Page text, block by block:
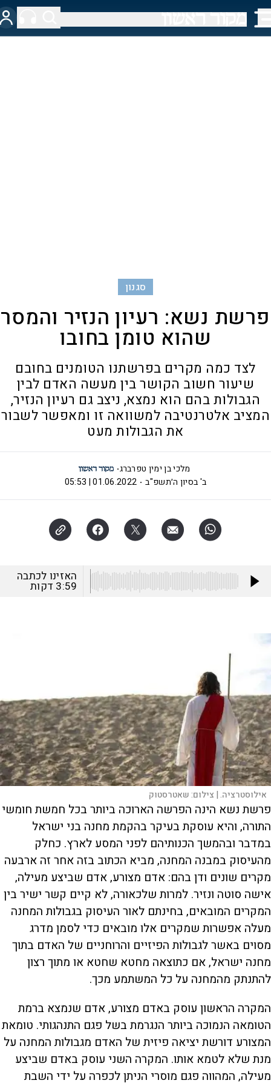
סגנון
פרשת נשא: רעיון הנזיר והמסר
שהוא טומן בחובו
לצד כמה מקרים בפרשתנו הטומנים בחובם
שיעור חשוב הקושר בין מעשה האדם לבין
הגבולות בהם הוא נמצא, ניצב גם רעיון הנזיר,
המציב אלטרנטיבה למשוואה זו ומאפשר לשבור
את הגבולות מעט
מלכי בן ימין טפרברג
ב' בסיון ה׳תשפ"ב
01.06.2022 | 05:53
האזינו לכתבה
3:59 דקות
אילוסטרציה. | צילום:שאטרסטוק
פרשת נשא הינה הפרשה הארוכה ביותר בכל חמשת חומשי
התורה, והיא עוסקת בעיקר בהקמת מחנה בני ישראל
במדבר ובהמשך הכנותיהם לפני המסע לארץ. כחלק
מהעיסוק במבנה המחנה, מביא הכתוב בזה אחר זה ארבעה
מקרים שונים ודן בהם: אדם מצורע, אדם שביצע מעילה,
אישה סוטה ונזיר. למרות שלכאורה, לא קיים קשר ישיר בין
המקרים המובאים, בחינתם לאור העיסוק בגבולות המחנה
מעלה אפשרות שמקרים אלו מובאים כדי לסמן מדרג
מסוים באשר לגבולות הפיזיים והרוחניים של האדם בתוך
מחנה ישראל, אם כתוצאה מחטא שחטא או מתוך רצון
להתנתק מהמחנה על כל המשתמע מכך.
המקרה הראשון עוסק באדם מצורע, אדם שנמצא ברמת
הטומאה הנמוכה ביותר הנגרמת בשל פגם התנהגותי. טומאת
המצורע דורשת יציאה פיזית של האדם מגבולות המחנה על
מנת שלא לטמא אותו. המקרה השני עוסק באדם שביצע
מעילה, המהווה פגם מוסרי הניתן לכפרה על ידי השבת